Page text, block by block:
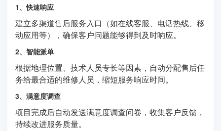
1、快速响应
建立多渠道售后服务入口（如在线客服、电话热线、移
动应用等），确保客户问题能够得到及时响应。
2、智能派单
根据地理位置、技术人员专长等因素，自动分配售后任
务给最合适的维修人员，缩短服务响应时间。
3、满意度调查
项目完成后自动发送满意度调查问卷，收集客户反馈，
持续改进服务质量。